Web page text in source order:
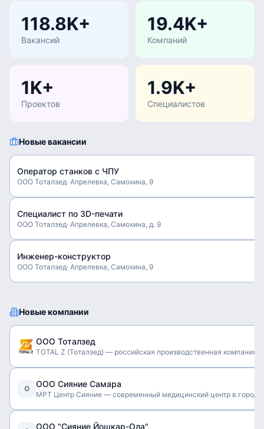
118.8K+
Вакансий
19.4K+
Компаний
1K+
Проектов
1.9K+
Специалистов
Новые вакансии
Оператор станков с ЧПУ
ООО Тоталзед· Апрелевка, Самохина, 9
Специалист по 3D-печати
ООО Тоталзед· Апрелевка, Самохина, д. 9
Инженер-конструктор
ООО Тоталзед· Апрелевка, Самохина, 9
Новые компании
ООО Тоталзед
TOTAL Z (Тоталзед) — российская производственная компания
О ООО Сияние Самара
МРТ Центр Сияние — современный медицинский центр в
ООО "Сияние Йошкар-Ола"